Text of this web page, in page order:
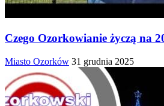
Czego Ozorkowianie życzą na
Miasto Ozorków 31 grudnia 2025